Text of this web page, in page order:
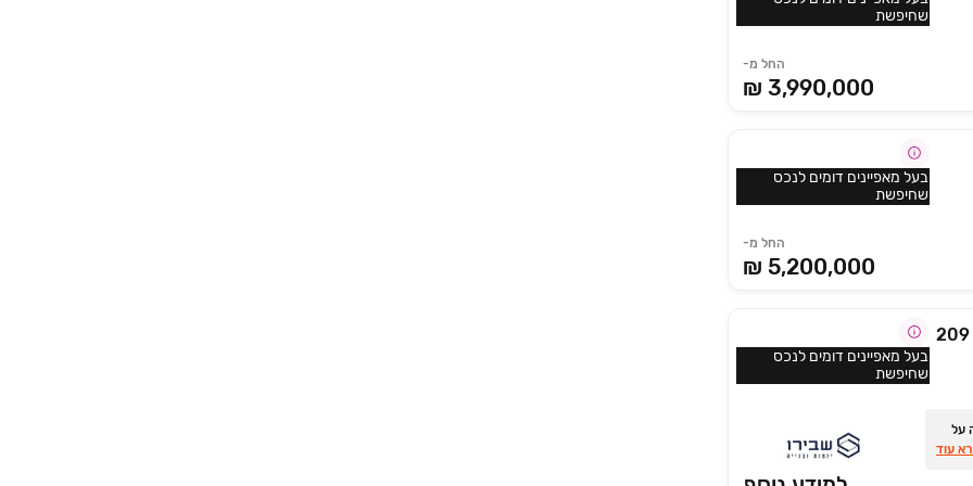
החל מ-
3,990,000 ₪
שחיפשת
החל מ-
5,200,000 ₪
בעל מאפיינים דומים לנכס
שחיפשת
הנחה על
עוד
בעל מאפיינים דומים לנכס
שחיפשת